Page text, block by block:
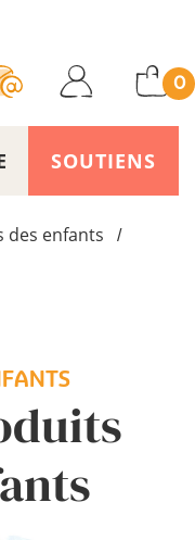
0
SOUTIENS
des enfants /